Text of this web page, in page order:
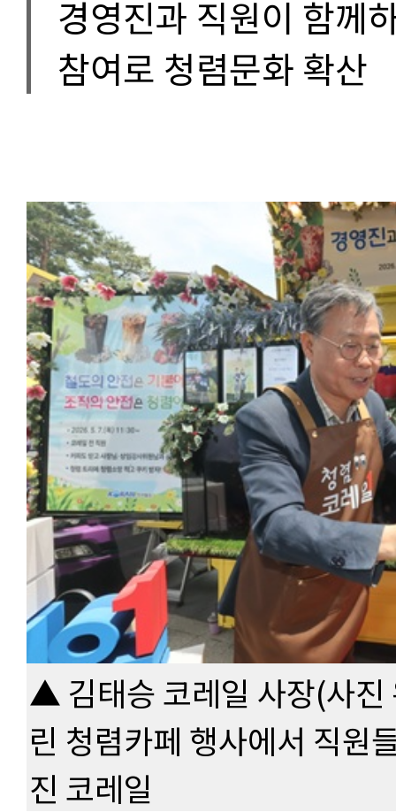
경영진과 직원이 함께
참여로 청렴문화 확산
▲ 김태승 코레일 사장(사진
린 청렴카페 행사에서 직원
진 코레일